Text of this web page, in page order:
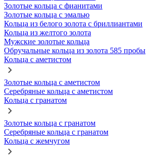
Золотые кольца с фианитами
Золотые кольца с эмалью
Кольца из белого золота с бриллиантами
Кольца из желтого золота
Мужские золотые кольца
Обручальные кольца из золота 585 пробы
Кольца с аметистом
Золотые кольца с аметистом
Серебряные кольца с аметистом
Кольца с гранатом
Золотые кольца с гранатом
Серебряные кольца с гранатом
Кольца с жемчугом